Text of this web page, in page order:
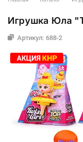
Игрушка Юла
Артикул: 688-2